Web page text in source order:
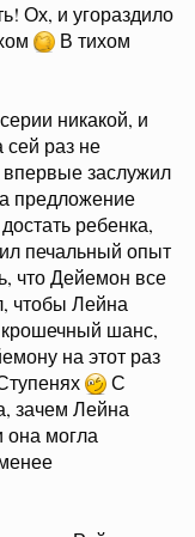
Ох, и угораздило
В тихом
никакой, и
сей раз не
заслужил
предложение
ребенка,
печальный опыт
что Дейемон все
чтобы Лейна
шанс,
на этот раз
С
зачем Лейна
она могла